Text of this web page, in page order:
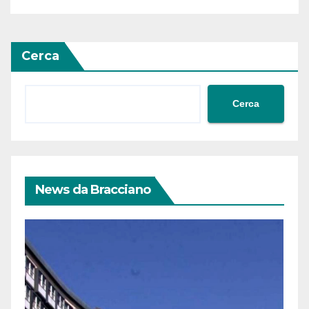
Cerca
Cerca
News da Bracciano